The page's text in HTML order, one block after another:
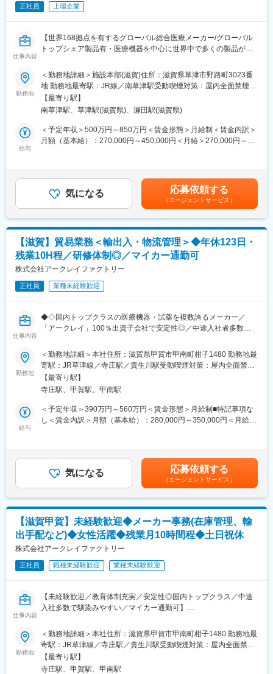
主に大学病院や基幹病院の医師や医療従事者に対して、実際の症
を行います。
※宿泊を伴う国内出張あり。日本全国の大学病院・基幹病院および
■担当製品：
担当製品である「オプチューン（Optune）」は、特定の悪性腫瘍
（脳腫瘍の膠芽腫や非小細胞肺がんなどの固形癌）の細胞分裂
を、体に発生させた特殊な電場で阻害する在宅用の医療機器で
す。セラミック製の電極パッド（アレイ）を身体に貼り、持ち運
び可能な本体から交流電場を送り続けることで腫瘍の増殖を抑え
して一定の有用性が実証されています。
※2017年に保険収載が開始され、現在は膠芽腫（脳腫瘍）／切除
不能な進行・再発の非小細胞肺癌（NSCLC）に対して適応があり
■入社後の流れ：
東京での2～3週間（予定）の研修を終えた後、現場でのOJT研修
となります。これまでMRの方に多くご入社頂いており、ミドル・
シニア問わずご活躍いただいています。
変更の範囲：会社の定める業務
正社員 上場企業
仕事内容
【世界168拠点を有するグローバル総合医療メーカー/グローバル
トップシェア製品有・医療機器を中心に世界中で多くの製品が使
す】
同社は医療機器を中心に扱う総合医療メーカーです。61カ国168
拠点を有し特に透析治療で使用する各種製品は世界トップシェア
を誇ります。本ポジションは、ニプログループの国内外の施設や
生産工場における、建屋の新築・増築・改築や設備導入における
企画・推進を担当頂きます。
高額な設備の導入等を統括して企画推進やプロジェクトマネジメ
ントを行っています。
・施工を依頼する業者(ゼネコン等)と打ち合わせをし、工事内容や
工事金額の具体的なプランの策定及び社内承認の取得
・工事開始後は、工事現場の視察や検査、進捗を確認
・工事完了後の各種事務業務
■業務詳細：
・本部署ではニプロGの全てを管轄しているため、案件数は豊富
にあります。よって、入社後から多くの経験が積める環境で、た
くさんのチャンスがあります。
・今後海外案件が多くなるため、定期的に海外出張が可能です。
国するケースがあります。
・小規模な工事及び生産設備の入替のみ実施するような案件は担
当せず、中規模以上の案件を扱っています。
・医療機器や医薬品等、安全性が強く求められる製品を生産する
プロジェクトの推進を行います。
を行い、無理のない労務管理を行っています。
■配属先に関して：
配属先の施設本部は大阪、滋賀、山梨の3拠点で構成され、ベテラ
ン社員が多く在籍しています。今回案件の増加及び中長期的に部
署の体制を強化するために中途採用を開始しました。
変更の範囲：会社の定める業務
勤務地
＜勤務地詳細＞施設本部(滋賀)住所：滋賀県草津市野路町3023番
地 勤務地最寄駅：JR線／南草津駅受動喫煙対策：屋内全面禁煙変
更の範囲：会社の定める事業所（リモートワーク含む）
【最寄り駅】
南草津駅、草津駅(滋賀県)、瀬田駅(滋賀県)
給与
＜予定年収＞500万円～850万円＜賃金形態＞月給制＜賃金内訳＞
月額（基本給）：270,000円～450,000円＜月給＞270,000円～
業績により年3回※一般社員～係長相当での採用を予定しています
が、場合によっては管理職での採用も検討します。賃金はあくま
でも目安の金額であり、選考を通じて上下する可能性がありま
す。月給(月額)は固定手当を含めた表記です。
気になる 応募依頼する
（エージェントサービス）
【滋賀】貿易業務＜輸出入・物流管理＞◆年休123日・
残業10H程／研修体制◎／マイカー通勤可
株式会社アークレイファクトリー
正社員 業種未経験歓迎
仕事内容
◆◇国内トップクラスの医療機器・試薬を複数誇るメーカー／
「アークレイ」100％出資子会社で安定性◎／中途入社者多数で
／マイカー通勤可・シャトルバスあり◆◇
■業務概要：
体外診断用医薬品、および医療用検査機器の製造をメインに手掛
ける当社にて、輸出入業務（特に輸出業務）を中心に、物流関連
業務をご担当いただきます。
（1）調達・割当業務（輸出入関連）
・製品（機器・試薬）の出荷に向けた割当調整
・輸出に伴う各種条件の確認（危険物／保冷対応 等）
・輸出入手配全般（貿易実務）
・関係部門との調整、出荷管理
・物流・生産管理との連携業務
＜取扱い製品について＞
・試薬：約100品目（危険物や温度管理、由来物質等の確認項目
が多い）
・機器：約3,000品目（品目数は多いがチェック項目は比較的シン
プル）
生産管理部では、納期変更や部材状況を受けた計画修正が多く発
生します。営業・製造部門などと日常的に連携し、進捗や負荷状
況を踏まえて調整を行っています。
また、将来的には海外外注先やフィリピン拠点とのやり取りも対
勤務地
＜勤務地詳細＞本社住所：滋賀県甲賀市甲南町柑子1480 勤務地最
寄駅：JR草津線／寺庄駅／貴生川駅受動喫煙対策：屋内全面禁煙
変更の範囲：会社の定める事業所
【最寄り駅】
寺庄駅、甲賀駅、甲南駅
給与
＜予定年収＞390万円～560万円＜賃金形態＞月給制■特記事項な
し＜賃金内訳＞月額（基本給）：280,000円～350,000円＜月給＞
長職/740万円（賞与込）※課長職となった時点で上記年収となりま
す。■昇給：年1回（5月）■賞与：年2回賃金はあくまでも目安の
金額であり、選考を通じて上下する可能性があります。月給(月額)
は固定手当を含めた表記です。
気になる 応募依頼する
（エージェントサービス）
【滋賀甲賀】未経験歓迎◆メーカー事務(在庫管理、輸
出手配など)◆女性活躍◆残業月10時間程◆土日祝休
株式会社アークレイファクトリー
正社員 職種未経験歓迎 業種未経験歓迎
仕事内容
【未経験歓迎／教育体制充実／安定性◎国内トップクラス／中途
入社多数で馴染みやすい／マイカー通勤可】
＜当社製品は、世界100か国以上で利用されています＞
病院やクリニックで行われる血液検査や尿検査を支える製品（検
査機器や検査用の試薬・薬剤など）を製造しています。
特に糖尿病患者が使用する「血糖測定器」は業界でも有名です。
勤務地
＜勤務地詳細＞本社住所：滋賀県甲賀市甲南町柑子1480 勤務地最
寄駅：JR草津線／寺庄駅／貴生川駅受動喫煙対策：屋内全面禁煙
変更の範囲：会社の定める事業所
【最寄り駅】
寺庄駅、甲賀駅、甲南駅